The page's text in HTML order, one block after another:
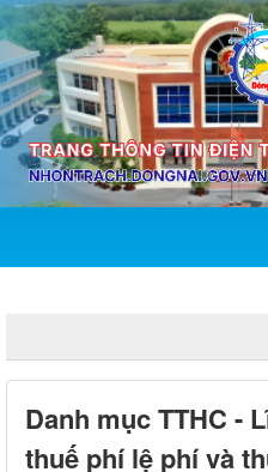
Danh mục TTHC -
thuế phí lệ phí và